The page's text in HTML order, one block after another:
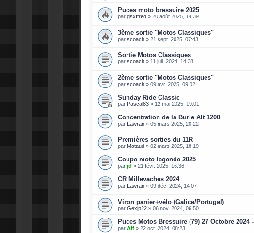
Puces moto bressuire 2025
par gsxffred » 20 août 2025, 14:39
3ème sortie "Motos Classiques"
par scoach » 21 sept. 2025, 07:43
Sortie Motos Classiques
par scoach » 11 juil. 2024, 14:38
2ème sortie "Motos Classiques"
par scoach » 09 avr. 2025, 09:02
Sunday Ride Classic
par Pascal83 » 12 mai 2025, 19:01
Concentration de la Burle Alt 1200
par Lawran » 05 mars 2025, 20:22
Premières sorties du 11R
par Mataud » 02 mars 2025, 18:19
Coupe moto legende 2025
par jd » 21 févr. 2025, 16:36
CR Millevaches 2024
par Lawran » 09 déc. 2024, 14:07
Viron panier+vélo (Galice/Portugal)
par Gexjp22 » 06 nov. 2024, 06:50
Puces Motos Bressuire (79) 27 Octobre 2024 -
par Alf » 22 oct. 2024, 08:23